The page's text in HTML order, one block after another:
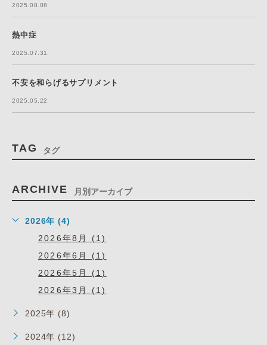
2025.08.08
熱中症
2025.07.31
不安を和らげるサプリメント
2025.05.22
TAG タグ
ARCHIVE 月別アーカイブ
2026年 (4)
2026年8月 (1)
2026年6月 (1)
2026年5月 (1)
2026年3月 (1)
2025年 (8)
2024年 (12)